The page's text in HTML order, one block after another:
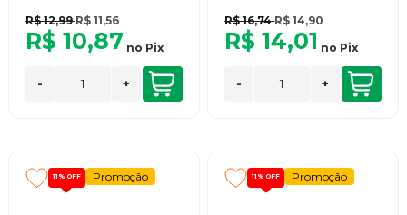
R$ 12,99R$ 11,56
R$ 10,87 no Pix
- +
R$ 16,74R$ 14,90
R$ 14,01 no Pix
- +
11% OFF Promoção 11% OFF Promoção